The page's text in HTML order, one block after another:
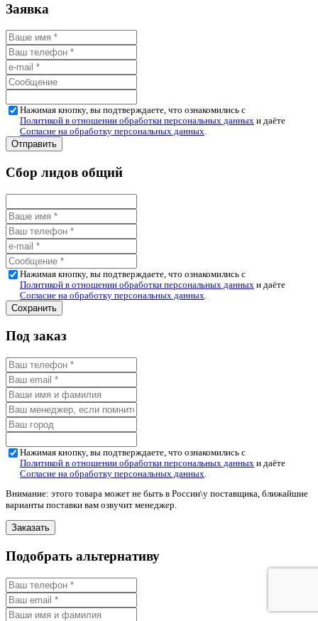
Заявка
Нажимая кнопку, вы подтверждаете, что ознакомились с
Политикой в отношении обработки персональных данных и даёте
Согласие на обработку персональных данных.
Сбор лидов общий
Нажимая кнопку, вы подтверждаете, что ознакомились с
Политикой в отношении обработки персональных данных и даёте
Согласие на обработку персональных данных
Под заказ
Нажимая кнопку, вы подтверждаете, что ознакомились с
Политикой в отношении обработки персональных данных и даёте
Согласие на обработку персональных данных.
Внимание: этого товара может не быть в России\у поставщика, ближайшие
варианты поставки вам озвучит менеджер.
Подобрать альтернативу